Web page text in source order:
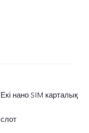
Екі нано SIM карталық
слот